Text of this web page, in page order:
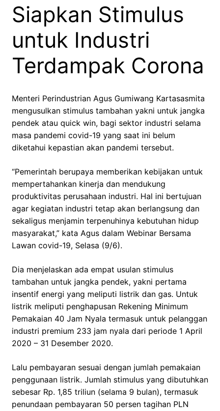
Siapkan Stimulus
untuk Industri
Terdampak Corona
Menteri Perindustrian Agus Gumiwang Kartasasmita
mengusulkan stimulus tambahan yakni untuk jangka
pendek atau quick win, bagi sektor industri selama
masa pandemi covid-19 yang saat ini belum
diketahui kepastian akan pandemi tersebut.
“Pemerintah berupaya memberikan kebijakan untuk
mempertahankan kinerja dan mendukung
produktivitas perusahaan industri. Hal ini bertujuan
agar kegiatan industri tetap akan berlangsung dan
sekaligus menjamin terpenuhinya kebutuhan hidup
masyarakat,” kata Agus dalam Webinar Bersama
Lawan covid-19, Selasa (9/6).
Dia menjelaskan ada empat usulan stimulus
tambahan untuk jangka pendek, yakni pertama
insentif energi yang meliputi listrik dan gas. Untuk
listrik meliputi penghapusan Rekening Minimum
Pemakaian 40 Jam Nyala termasuk untuk pelanggan
industri premium 233 jam nyala dari periode 1 April
2020 – 31 Desember 2020.
Lalu pembayaran sesuai dengan jumlah pemakaian
penggunaan listrik. Jumlah stimulus yang dibutuhkan
sebesar Rp. 1,85 triliun (selama 9 bulan), termasuk
penundaan pembayaran 50 persen tagihan PLN